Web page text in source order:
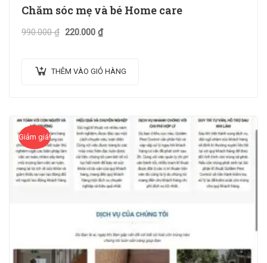
Chăm sóc mẹ và bé Home care
990.000₫ 220.000 ₫
THÊM VÀO GIỎ HÀNG
Giảm giá!